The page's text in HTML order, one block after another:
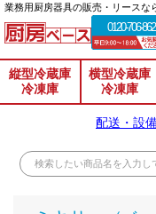
業務⽤厨房器具の販売・リースな
0120-706-862
縦型冷蔵庫
冷凍庫
横型冷蔵庫
冷凍庫
配送・設